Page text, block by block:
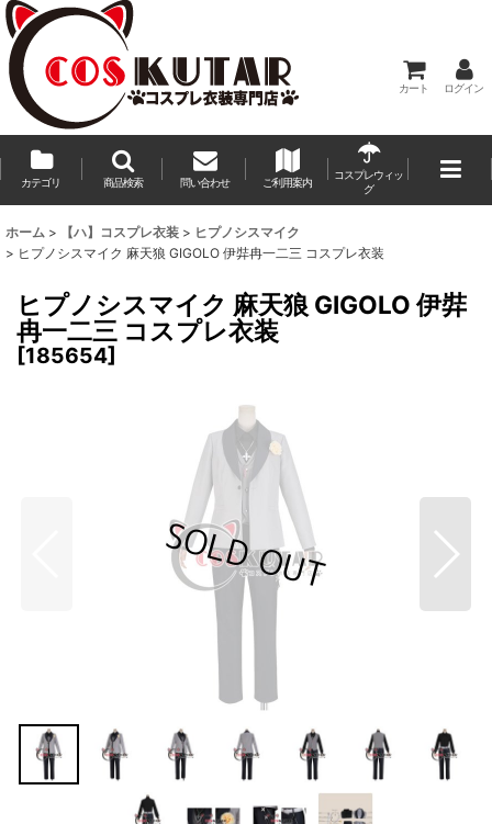
カート ログイン
カテゴリ 商品検索 問い合わせ ご利用案内
コスプレウィッ
グ
ホーム > 【ハ】コスプレ衣装 > ヒプノシスマイク
> ヒプノシスマイク 麻天狼 GIGOLO 伊弉冉一二三 コスプレ衣装
ヒプノシスマイク 麻天狼 GIGOLO 伊弉
冉一二三 コスプレ衣装
[185654]